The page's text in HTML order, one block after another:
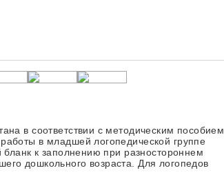
в соответствии с методическим пособием
в младшей логопедической группе
бланк к заполнению при разностороннем
дошкольного возраста. Для логопедов